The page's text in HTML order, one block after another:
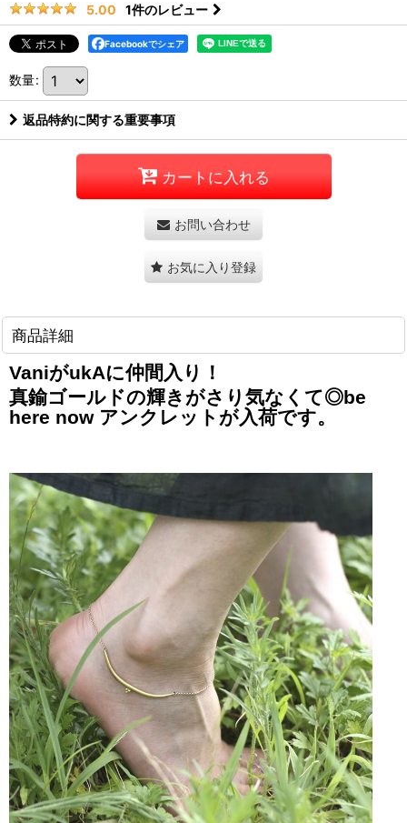
5.00 1件のレビュー
Facebookでシェア
数量:
返品特約に関する重要事項
カートに入れる
お問い合わせ
お気に入り登録
商品詳細
VaniがukAに仲間入り！
真鍮ゴールドの輝きがさり気なくて◎be
here now アンクレットが入荷です。